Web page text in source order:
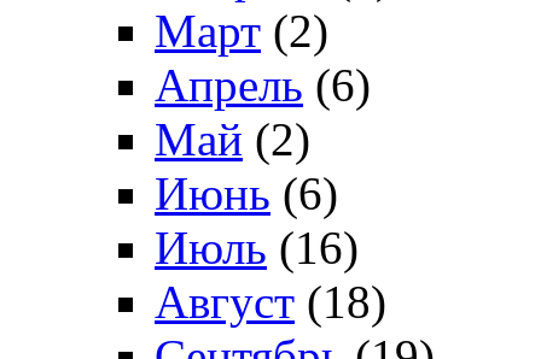
Март (2)
Апрель (6)
Май (2)
Июнь (6)
Июль (16)
Август (18)